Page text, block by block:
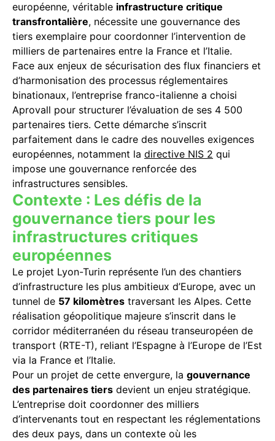
européenne, véritable infrastructure critique
transfrontalière, nécessite une gouvernance des
tiers exemplaire pour coordonner l’intervention de
milliers de partenaires entre la France et l’Italie.
Face aux enjeux de sécurisation des flux financiers et
d’harmonisation des processus réglementaires
binationaux, l’entreprise franco-italienne a choisi
Aprovall pour structurer l’évaluation de ses 4 500
partenaires tiers. Cette démarche s’inscrit
parfaitement dans le cadre des nouvelles exigences
européennes, notamment la directive NIS 2 qui
impose une gouvernance renforcée des
infrastructures sensibles.
Contexte : Les défis de la
gouvernance tiers pour les
infrastructures critiques
européennes
Le projet Lyon-Turin représente l’un des chantiers
d’infrastructure les plus ambitieux d’Europe, avec un
tunnel de 57 kilomètres traversant les Alpes. Cette
réalisation géopolitique majeure s’inscrit dans le
corridor méditerranéen du réseau transeuropéen de
transport (RTE-T), reliant l’Espagne à l’Europe de l’Est
via la France et l’Italie.
Pour un projet de cette envergure, la gouvernance
des partenaires tiers devient un enjeu stratégique.
L’entreprise doit coordonner des milliers
d’intervenants tout en respectant les réglementations
des deux pays, dans un contexte où les